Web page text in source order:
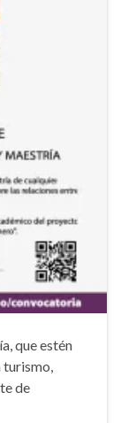
que estén
turismo,
de